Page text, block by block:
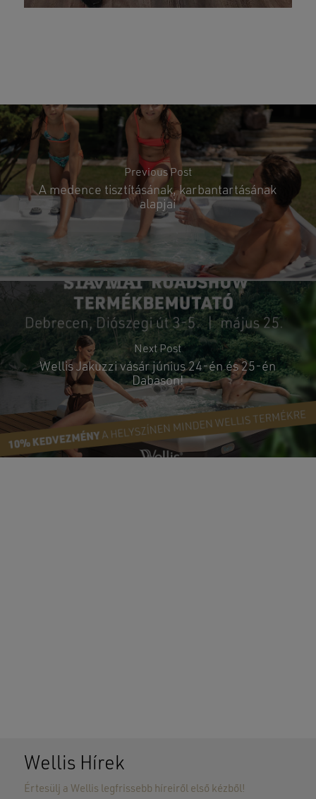
Previous Post
A medence tisztításának, karbantartásának
alapjai
Next Post
Wellis Jakuzzi vásár június 24-én és 25-én
Dabason!
Wellis Hírek
Értesülj a Wellis legfrissebb híreiről első kézből!